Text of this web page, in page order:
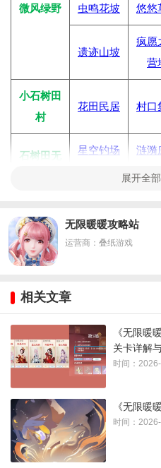
微风绿野 虫鸣花坡 悠悠
遗迹山坡
疯愿
营
小石树田
村
花田民居 村口
石树田无
星空钓场 涟漪
呜呜
祈愿森林
曙光山地 殒愿
心愿洞窟
展开全
无限暖暖攻略站
运营商：叠纸游戏
相关文章
《无限暖
关卡详解
时间：
《无限暖
时间：